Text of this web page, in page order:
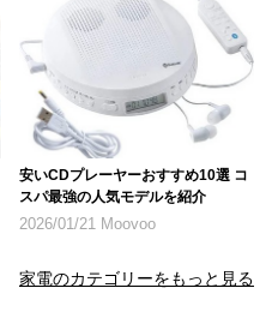
安いCDプレーヤーおすすめ10選 コ
スパ最強の人気モデルを紹介
2026/01/21 Moovoo
家電のカテゴリーをもっと見る